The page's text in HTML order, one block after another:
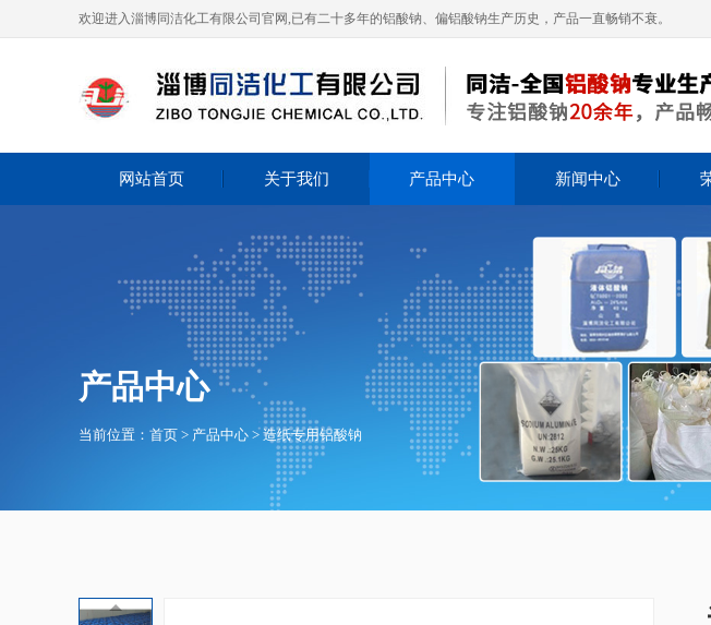
欢迎进入淄博同洁化工有限公司官网,已有二十多年的铝酸钠、偏铝酸钠生产历史，产品一直畅销不衰。
网站首页 关于我们 产品中心 新闻中心
产品中心
当前位置： 首页 > 产品中心 >造纸专用铝酸钠